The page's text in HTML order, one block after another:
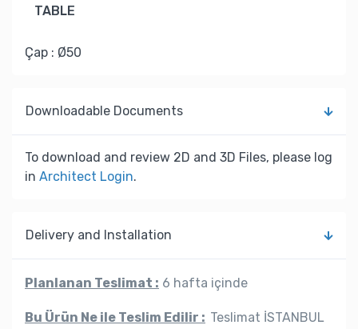
TABLE
Çap : Ø50
Downloadable Documents
To download and review 2D and 3D Files, please log
in Architect Login.
Delivery and Installation
Planlanan Teslimat : 6 hafta içinde
Bu Ürün Ne ile Teslim Edilir : Teslimat İSTANBUL